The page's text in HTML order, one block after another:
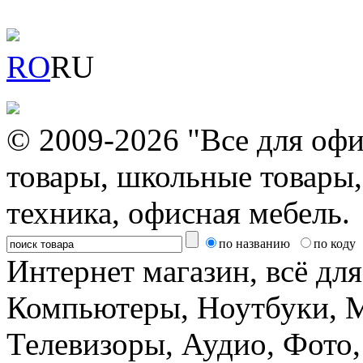
RORU
© 2009-2026 "Все для
товары, школьные
техника, офисная мебель.
по названию по коду
Интернет магазин, всё
Компьютеры, Ноутбуки,
Телевизоры, Аудио,